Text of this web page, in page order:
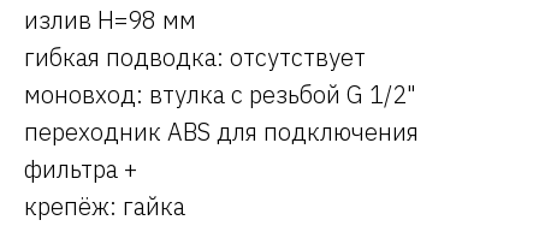
излив H=98 мм
гибкая подводка: отсутствует
моновход: втулка с резьбой G 1/2"
переходник ABS для подключения
фильтра +
крепёж: гайка